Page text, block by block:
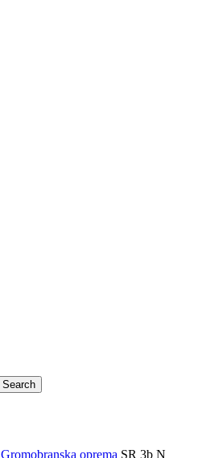
Search
Gromobranska oprema SR 3b N